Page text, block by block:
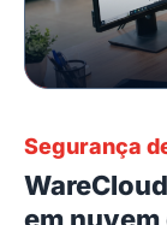
Segurança
em